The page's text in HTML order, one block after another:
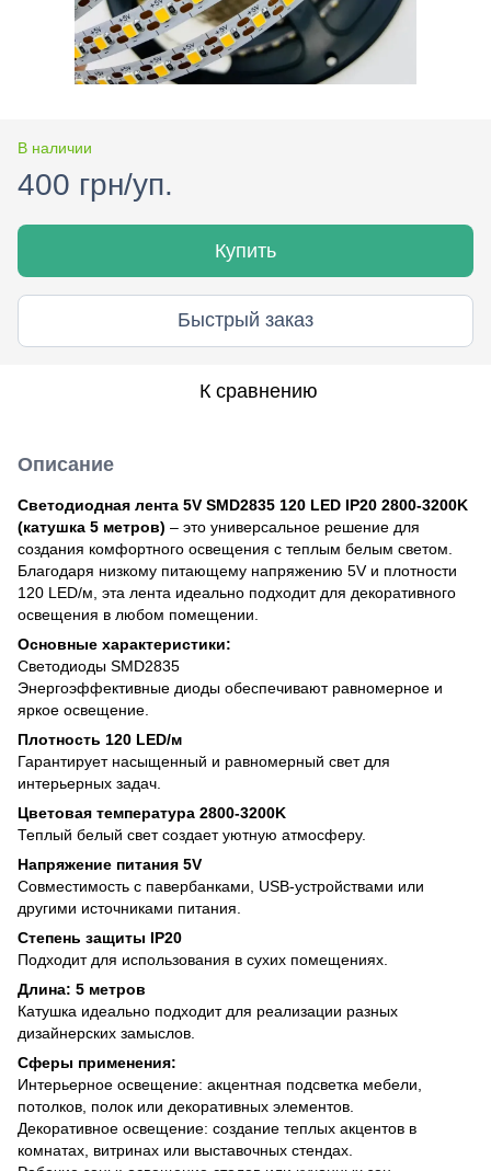
В наличии
400 грн/уп.
Купить
Быстрый заказ
К сравнению
Описание
Светодиодная лента 5V SMD2835 120 LED IP20 2800-3200K
(катушка 5 метров) – это универсальное решение для
создания комфортного освещения с теплым белым светом.
Благодаря низкому питающему напряжению 5V и плотности
120 LED/м, эта лента идеально подходит для декоративного
освещения в любом помещении.
Основные характеристики:
Светодиоды SMD2835
Энергоэффективные диоды обеспечивают равномерное и
яркое освещение.
Плотность 120 LED/м
Гарантирует насыщенный и равномерный свет для
интерьерных задач.
Цветовая температура 2800-3200K
Теплый белый свет создает уютную атмосферу.
Напряжение питания 5V
Совместимость с павербанками, USB-устройствами или
другими источниками питания.
Степень защиты IP20
Подходит для использования в сухих помещениях.
Длина: 5 метров
Катушка идеально подходит для реализации разных
дизайнерских замыслов.
Сферы применения:
Интерьерное освещение: акцентная подсветка мебели,
потолков, полок или декоративных элементов.
Декоративное освещение: создание теплых акцентов в
комнатах, витринах или выставочных стендах.